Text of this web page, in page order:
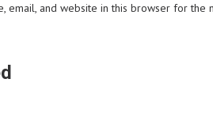
email, and website in this browser for the